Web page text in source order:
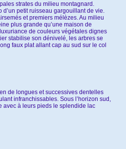
strates du milieu montagnard.
d’un petit ruisseau gargouillant de vie.
et premiers mélèzes. Au milieu
plus grande qu’une maison de
de couleurs végétales dignes
stabilise son dénivelé, les arbres se
faux plat allant cap au sud sur le col
de longues et successives dentelles
infranchissables. Sous l’horizon sud,
avec à leurs pieds le splendide lac